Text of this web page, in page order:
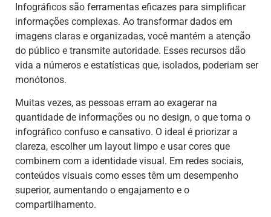
Infográficos são ferramentas eficazes para simplificar
informações complexas. Ao transformar dados em
imagens claras e organizadas, você mantém a atenção
do público e transmite autoridade. Esses recursos dão
vida a números e estatísticas que, isolados, poderiam ser
monótonos.
Muitas vezes, as pessoas erram ao exagerar na
quantidade de informações ou no design, o que torna o
infográfico confuso e cansativo. O ideal é priorizar a
clareza, escolher um layout limpo e usar cores que
combinem com a identidade visual. Em redes sociais,
conteúdos visuais como esses têm um desempenho
superior, aumentando o engajamento e o
compartilhamento.